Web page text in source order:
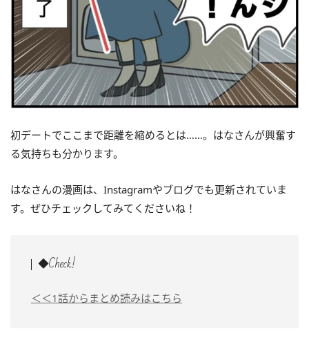
初デートでここまで距離を縮めるとは……。はなさんが興奮す
る気持ちも分かります。
はなさんの漫画は、Instagramやブログでも更新されていま
す。ぜひチェックしてみてくださいね！
◆Check!
＜＜1話からまとめ読みはこちら